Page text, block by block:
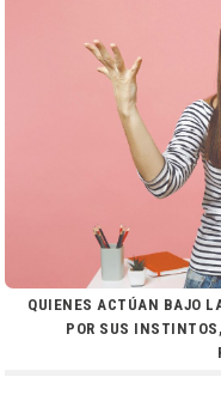
QUIENES ACTÚAN BAJO
POR SUS